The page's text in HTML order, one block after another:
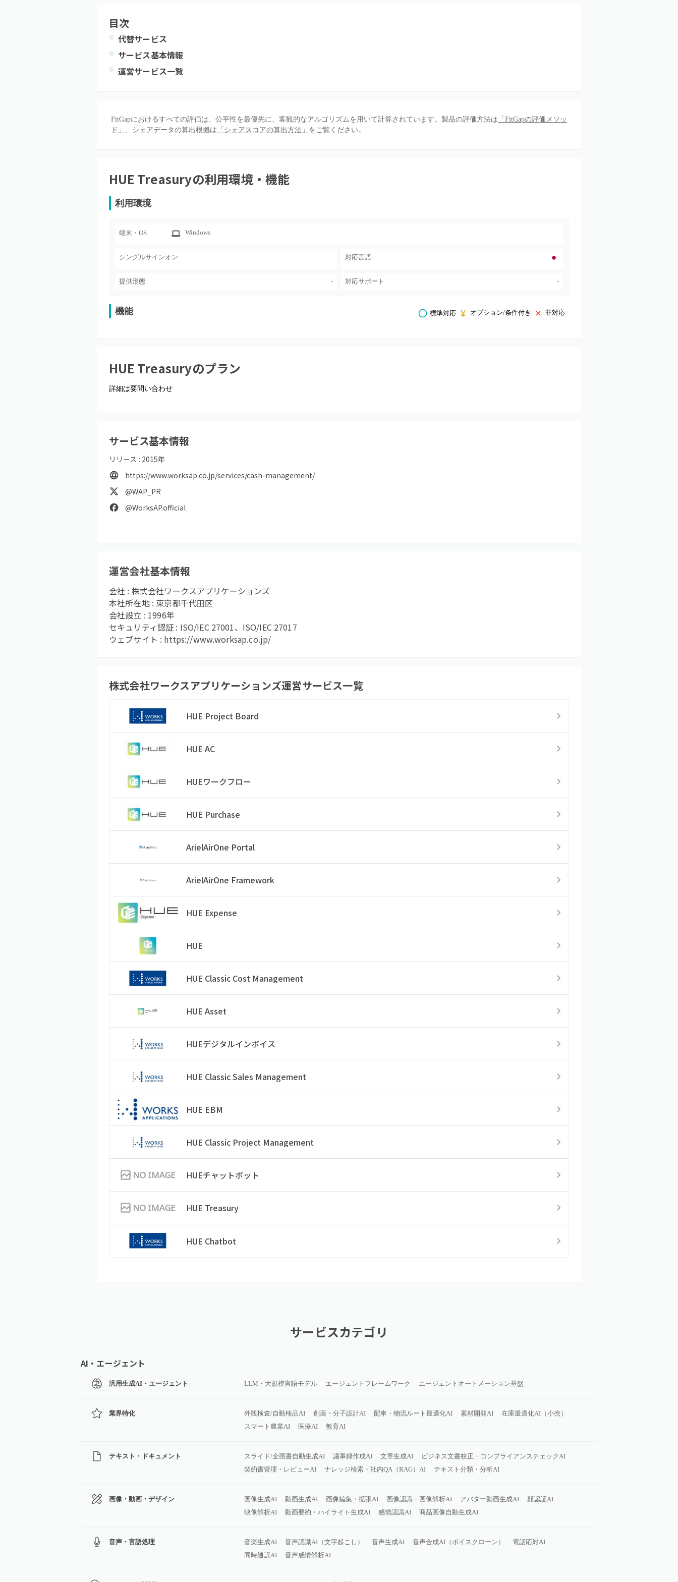
目次
代替サービス
サービス基本情報
運営サービス一覧
FitGapにおけるすべての評価は、公平性を最優先に、客観的なアルゴリズムを用いて計算されています。製品の評価方法は 「FitGapの評価メソッ
ド」 、シェアデータの算出根拠は 「シェアスコアの算出方法」 をご覧ください。
HUE Treasuryの利用環境・機能
利用環境
端末・OS Windows
シングルサインオン 対応言語
提供形態 - 対応サポート -
機能 標準対応 オプション/条件付き 非対応
HUE Treasuryのプラン
詳細は要問い合わせ
サービス基本情報
リリース : 2015年
https://www.worksap.co.jp/services/cash-management/
@WAP_PR
@WorksAP.official
運営会社基本情報
会社 : 株式会社ワークスアプリケーションズ
本社所在地 : 東京都千代田区
会社設立 : 1996年
セキュリティ認証 : ISO/IEC 27001、ISO/IEC 27017
ウェブサイト : https://www.worksap.co.jp/
株式会社ワークスアプリケーションズ運営サービス一覧
HUE Project Board
HUE AC
HUEワークフロー
HUE Purchase
ArielAirOne Portal
ArielAirOne Framework
HUE Expense
HUE
HUE Classic Cost Management
HUE Asset
HUEデジタルインボイス
HUE Classic Sales Management
HUE EBM
HUE Classic Project Management
HUEチャットボット
HUE Treasury
HUE Chatbot
サービスカテゴリ
AI・エージェント
汎用生成AI・エージェント LLM・大規模言語モデル エージェントフレームワーク エージェントオートメーション基盤
業界特化 外観検査/自動検品AI 創薬・分子設計AI 配車・物流ルート最適化AI 素材開発AI
在庫最適化AI（小売）
スマート農業AI
医療AI 教育AI
テキスト・ドキュメント スライド/企画書自動生成AI 議事録作成AI 文章生成AI
ビジネス文書校正・コンプライアンスチェックAI
契約書管理・レビューAI
ナレッジ検索・社内QA（RAG）AI テキスト分類・分析AI
画像・動画・デザイン 画像生成AI 動画生成AI 画像編集・拡張AI 画像認識・画像解析AI アバター動画生成AI
顔認証AI
映像解析AI
動画要約・ハイライト生成AI 感情認識AI 商品画像自動生成AI
音声・言語処理 音楽生成AI 音声認識AI（文字起こし） 音声生成AI 音声合成AI（ボイスクローン）
電話応対AI
同時通訳AI
音声感情解析AI